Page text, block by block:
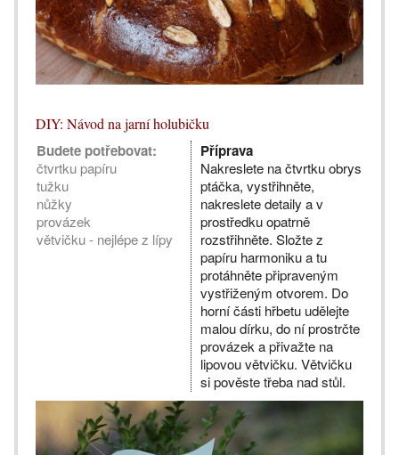
DIY: Návod na jarní holubičku
Budete potřebovat:
čtvrtku papíru
tužku
nůžky
provázek
větvičku - nejlépe z lípy
Příprava
Nakreslete na čtvrtku obrys
ptáčka, vystřihněte,
nakreslete detaily a v
prostředku opatrně
rozstřihněte. Složte z
papíru harmoniku a tu
protáhněte připraveným
vystřiženým otvorem. Do
horní části hřbetu udělejte
malou dírku, do ní prostrčte
provázek a přivažte na
lipovou větvičku. Větvičku
si pověste třeba nad stůl.